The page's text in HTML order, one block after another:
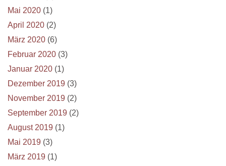
Mai 2020 (1)
April 2020 (2)
März 2020 (6)
Februar 2020 (3)
Januar 2020 (1)
Dezember 2019 (3)
November 2019 (2)
September 2019 (2)
August 2019 (1)
Mai 2019 (3)
März 2019 (1)